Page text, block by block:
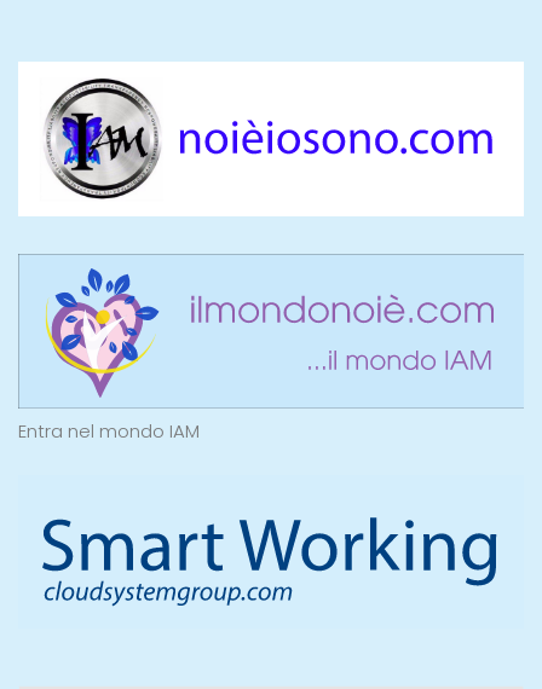
Entra nel mondo IAM